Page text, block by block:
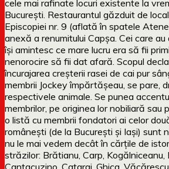
cele mai rafinate locuri existente la
București. Restaurantul găzduit de
Episcopiei nr. 9 (aflată în spatele
anexă a renumitului Capșa. Cei care
își amintesc ce mare lucru era să fii
nenorocire să fii dat afară. Scopul
încurajarea creșterii rasei de cai pur
membrii Jockey împărtășeau, se pare,
respectivele animale. Se punea
membrilor, pe originea lor nobiliară sau
o listă cu membrii fondatori ai celor
românești (de la București și Iași) sunt
nu le mai vedem decât în cărțile de
străzilor: Brătianu, Carp, Kogălniceanu,
Cantacuzino, Catargi, Ghica,